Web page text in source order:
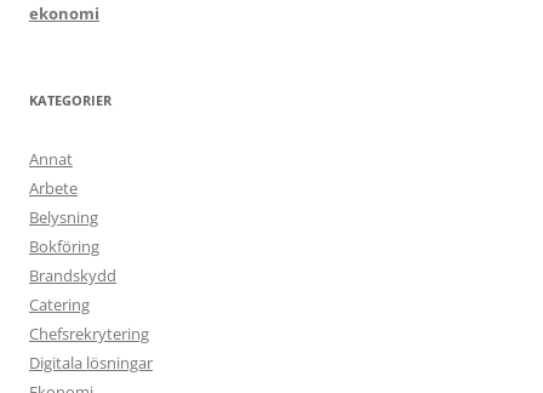
ekonomi
KATEGORIER
Annat
Arbete
Belysning
Bokföring
Brandskydd
Catering
Chefsrekrytering
Digitala lösningar